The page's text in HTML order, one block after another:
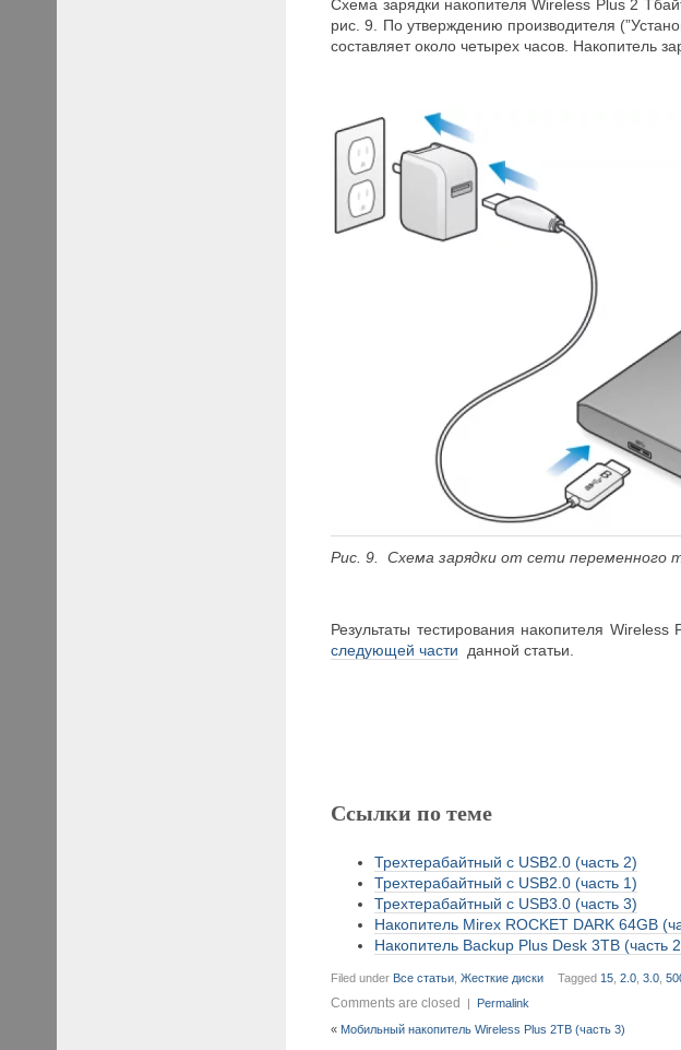
Схема зарядки накопителя Wireless Plus 2
рис. 9. По утверждению производителя
составляет около четырех часов. Накопитель
Рис. 9. Схема зарядки от сети переменного
Результаты тестирования накопителя
следующей части данной статьи.
Ссылки по теме
Трехтерабайтный с USB2.0 (часть 2)
Трехтерабайтный с USB2.0 (часть 1)
Трехтерабайтный с USB3.0 (часть 3)
Накопитель Mirex ROCKET DARK 64GB
Накопитель Backup Plus Desk 3TB (часть
Filed under Все статьи ,Жесткие диски Tagged 15 ,2.0 ,3.0 ,
Comments are closed | Permalink
« Мобильный накопитель Wireless Plus 2ТB (часть 3)